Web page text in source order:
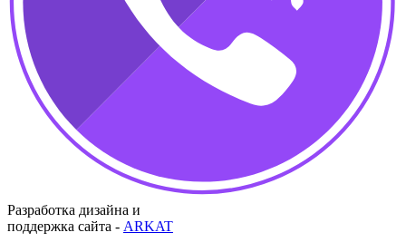
Разработка дизайна и
поддержка сайта - ARKAT